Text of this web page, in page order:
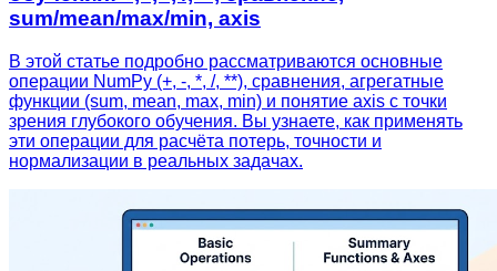
sum/mean/max/min, axis
В этой статье подробно рассматриваются основные
операции NumPy (+, -, *, /, **), сравнения, агрегатные
функции (sum, mean, max, min) и понятие axis с точки
зрения глубокого обучения. Вы узнаете, как применять
эти операции для расчёта потерь, точности и
нормализации в реальных задачах.